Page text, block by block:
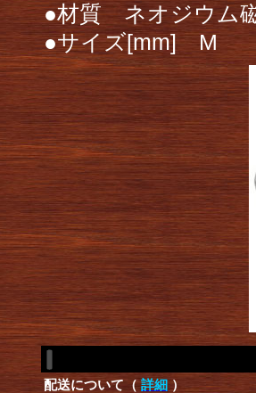
●材質 ネオジウム
●サイズ[mm] M
配送について（ 詳細 ）